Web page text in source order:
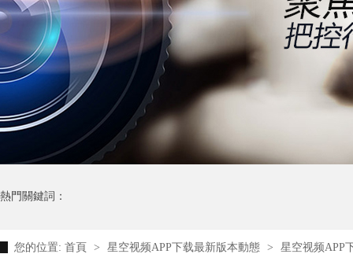
熱門關鍵詞：
您的位置: 首頁 > 星空视频APP下载最新版本動態 > 星空视频APP